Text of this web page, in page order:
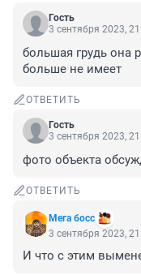
Гость
3 сентября 2023,
большая грудь она
больше не имеет
ОТВЕТИТЬ
Гость
3 сентября 2023,
фото объекта
ОТВЕТИТЬ
Мега босс
3 сентября 2023,
И что с этим